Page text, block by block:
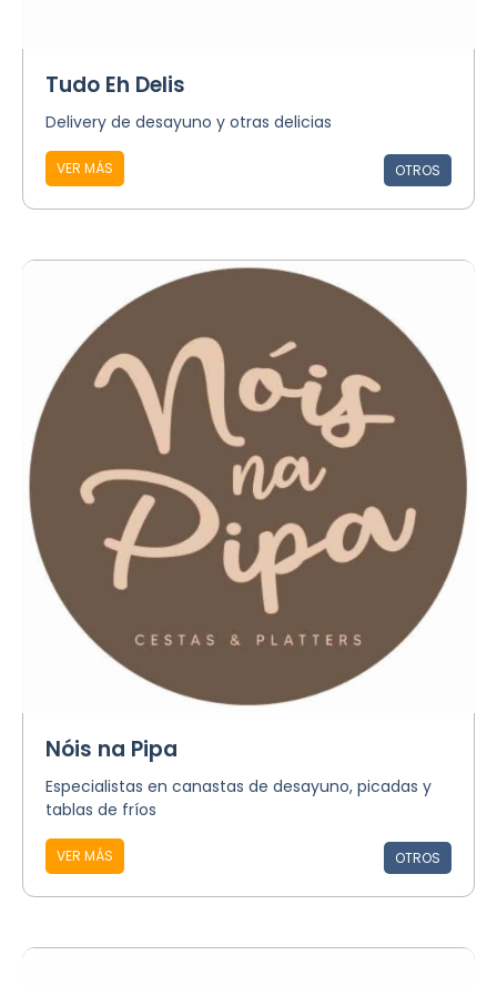
Tudo Eh Delis
Delivery de desayuno y otras delicias
VER MÁS OTROS
Nóis na Pipa
Especialistas en canastas de desayuno, picadas y
tablas de fríos
VER MÁS OTROS